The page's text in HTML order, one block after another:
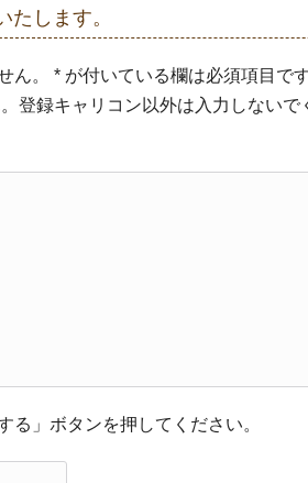
します。
ん。 * が付いている欄は必須項目です
登録キャリコン以外は入力しないで
る」ボタンを押してください。